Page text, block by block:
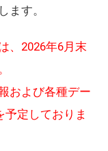
ます。
、2026年6月末
および各種デー
予定しておりま